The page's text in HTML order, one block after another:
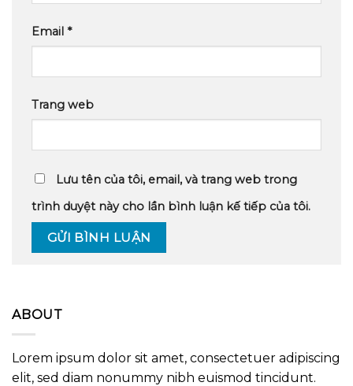
Email *
Trang web
Lưu tên của tôi, email, và trang web trong
trình duyệt này cho lần bình luận kế tiếp của tôi.
ABOUT
Lorem ipsum dolor sit amet, consectetuer adipiscing
elit, sed diam nonummy nibh euismod tincidunt.